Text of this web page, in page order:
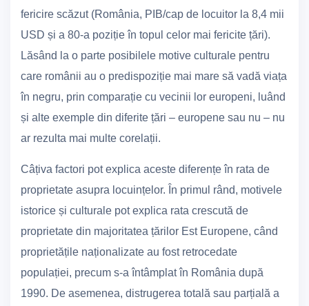
fericire scăzut (România, PIB/cap de locuitor la 8,4 mii
USD și a 80-a poziție în topul celor mai fericite țări).
Lăsând la o parte posibilele motive culturale pentru
care românii au o predispoziție mai mare să vadă viața
în negru, prin comparație cu vecinii lor europeni, luând
și alte exemple din diferite țări – europene sau nu – nu
ar rezulta mai multe corelații.
Câțiva factori pot explica aceste diferențe în rata de
proprietate asupra locuințelor. În primul rând, motivele
istorice și culturale pot explica rata crescută de
proprietate din majoritatea țărilor Est Europene, când
proprietățile naționalizate au fost retrocedate
populației, precum s-a întâmplat în România după
1990. De asemenea, distrugerea totală sau parțială a